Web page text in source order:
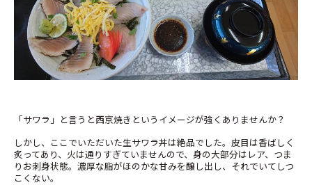
「サワラ」と言うと西京焼きというイメージが強くありませんか？
しかし、ここでいただいた生サワラ丼は絶品でした。皮目は香ばしく
炙ってあり、火は通りすぎていませんので、身の大部分はレア、つま
りお刺身状態。濃厚な脂がほのかな甘みを醸し出し、それでいてしつ
こくない。